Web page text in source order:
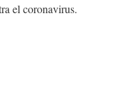
el coronavirus.